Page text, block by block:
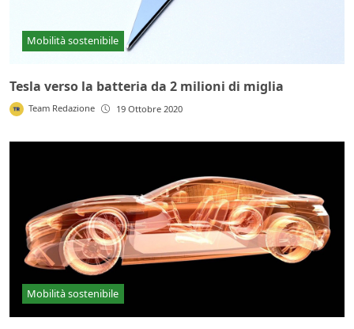
Mobilità sostenibile
Tesla verso la batteria da 2 milioni di miglia
Team Redazione 19 Ottobre 2020
Mobilità sostenibile